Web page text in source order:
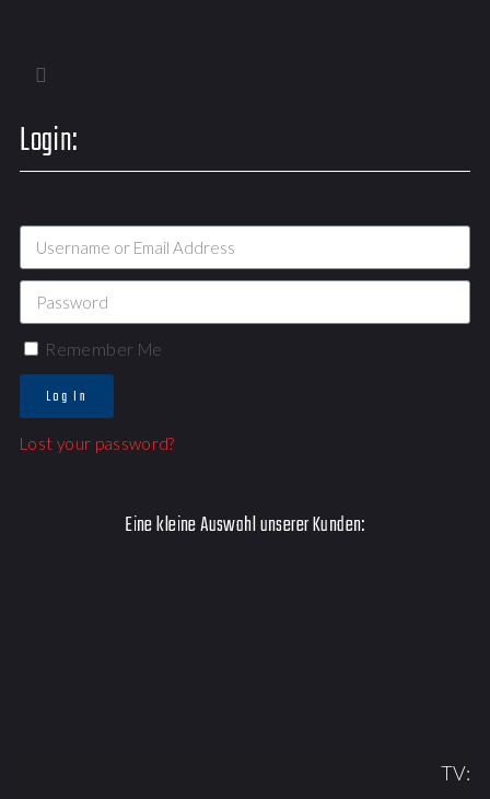
Login:
Remember Me
Log In
Lost your password?
Eine kleine Auswahl unserer Kunden:
TV: